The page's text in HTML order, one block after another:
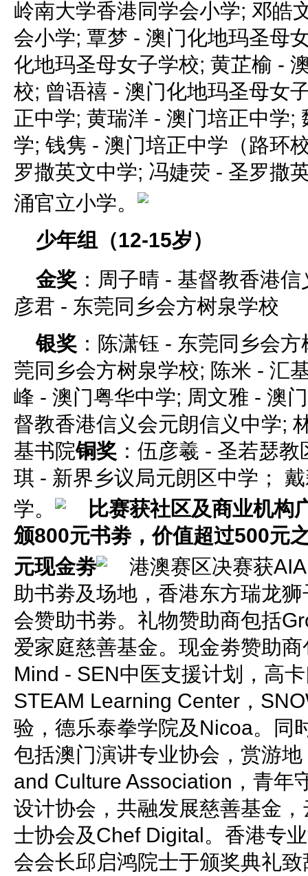
岭南大学香港同学会小学; 邓皓
会小学; 覃梦 - 澳门化地玛圣母
化地玛圣母女子学校; 黄芷榆 -
校; 曾语禧 - 澳门化地玛圣母女
正中学; 黄瑞洋 - 澳门培正中学;
学; 钱隽 - 澳门培正中学（路环
罗撒英文中学; 冯婕荧 - 圣罗撒
涌官立小学。
少年组（12-15岁）
金奖 ：周子晴 - 基督教香港
彦君 - 东莞同乡会方树泉学校
银奖 ：陈潇钰 - 东莞同乡会
莞同乡会方树泉学校; 陈米 - 汇
峰 - 澳门粤华中学; 周文雅 - 澳
督教香港信义会元朗信义中学;
基书院铜奖 ：伍彦羲 - 圣若瑟
琪 - 新界乡议局元朗区中学；
学。
比赛获社区及商业机构
颁800元书劵，价值超过500元
元现金劵
港澳赛区决赛获
助书劵及场地，香港东方瑞龙
会赞助书劵。礼物赞助商包括
爱家庭慈善基金。现金劵赞助
Mind - SEN中医支援计划，高
STEAM Learning Center，
验，德乐泰拳学院及Nicoa。同
包括澳门演讲专业协会，赏游
and Culture Association，青年
设计协会，共融发展慈善基金
士协会及Chef Digital。香港专
会会长邱启鸿院士于颁奖典礼